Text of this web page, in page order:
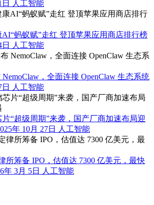
人工智能
蚂蚁赋”走红 登顶苹果应用商店排行榜
人工智能
，全面连接 OpenClaw 生态系统
人工智能
“超级周期”来袭，国产厂商加速布局迎
年 10月 27日 人工智能
所筹备 IPO，估值达 7300 亿美元，最快
年 3月 5日 人工智能